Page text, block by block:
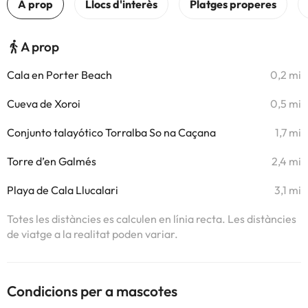
A prop
Cala en Porter Beach 0,2 mi
Cueva de Xoroi 0,5 mi
Conjunto talayótico Torralba So na Caçana 1,7 mi
Torre d’en Galmés 2,4 mi
Playa de Cala Llucalari 3,1 mi
Totes les distàncies es calculen en línia recta. Les distàncies
de viatge a la realitat poden variar.
Condicions per a mascotes